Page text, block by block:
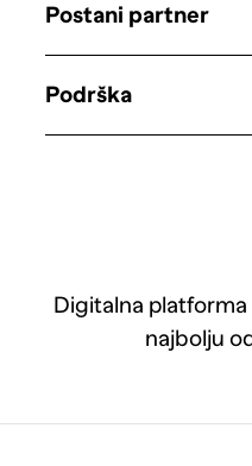
Digitalna
najbolju
Postani partner
Podrška